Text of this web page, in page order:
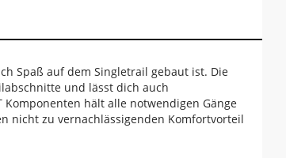
Spaß auf dem Singletrail gebaut ist. Die
und lässt dich auch
hält alle notwendigen Gänge
nicht zu vernachlässigenden Komfortvorteil